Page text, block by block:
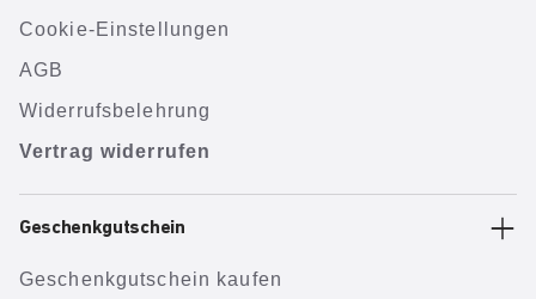
Cookie-Einstellungen
AGB
Widerrufsbelehrung
Vertrag widerrufen
Geschenkgutschein
Geschenkgutschein kaufen